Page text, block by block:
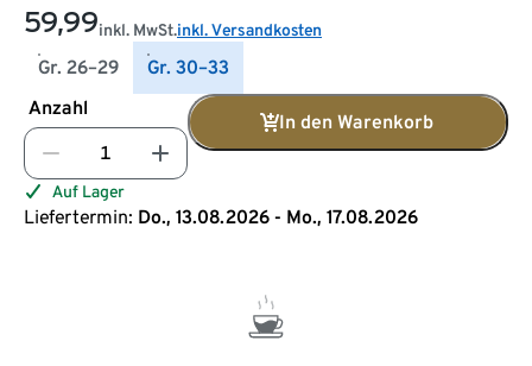
59,99inkl. MwSt.inkl. Versandkosten
Gr. 26–29
Gr. 30–33
Anzahl
In den Warenkorb
Auf Lager
Liefertermin: Do., 13.08.2026 - Mo., 17.08.2026